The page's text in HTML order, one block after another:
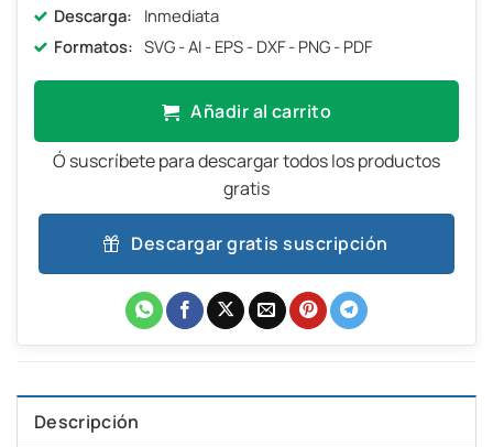
base a
valoración
de un
original
era:
$ 9.50.
actual
es:
Descarga:
Inmediata
Formatos: SVG - AI - EPS - DXF - PNG - PDF
Añadir al carrito
Ó suscríbete para descargar todos los productos
gratis
Descargar gratis suscripción
Descripción